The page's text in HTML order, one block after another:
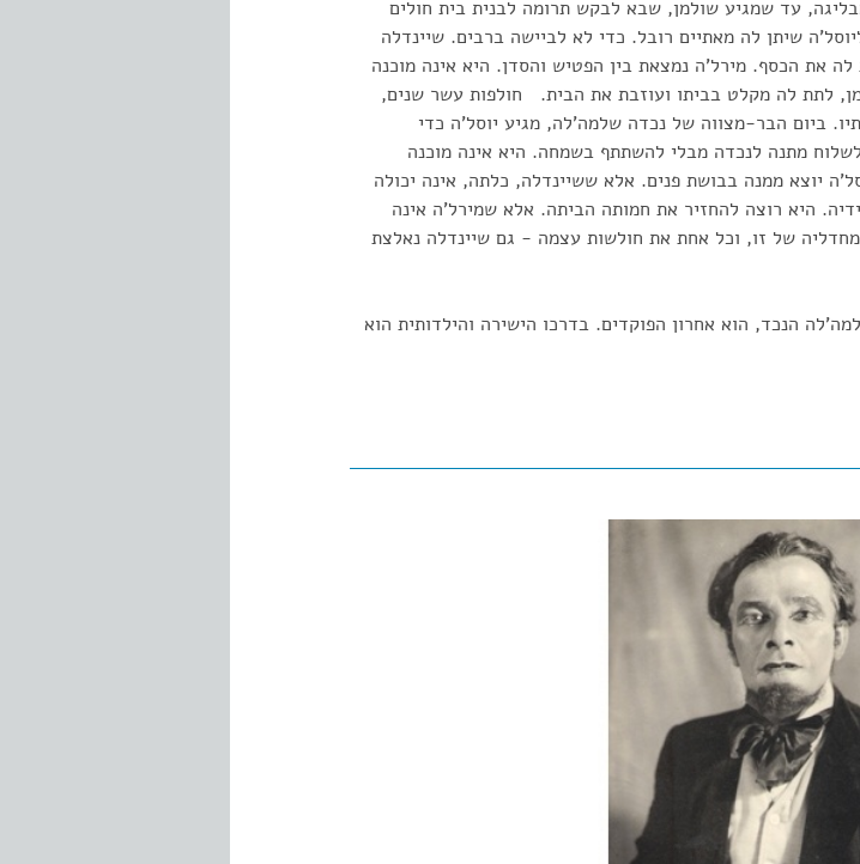
עד שמגיע שולמן, שבא לבקש תרומה לבנית בית חולים
שיתן לה מאתיים רובל. כדי לא לביישה ברבים. שיינדלה
לה את הכסף. מירל'ה נמצאת בין הפטיש והסדן. היא אינה מוכנה
לתת לה מקלט בביתו ועוזבת את הבית. חולפות עשר שנים,
ביום הבר-מצווה של נכדה שלמה'לה, מגיע יוסל'ה כדי
מתנה לנכדה מבלי להשתתף בשמחה. היא אינה מוכנה
יוצא ממנה בבושת פנים. אלא ששיינדלה, כלתה, אינה יכולה
היא רוצה להחזיר את חמותה הביתה. אלא שמירל'ה אינה
של זו, וכל אחת את חולשות עצמה - גם שיינדלה נאלצת
הנכד, הוא אחרון הפוקדים. בדרכו הישירה והילדותית הוא